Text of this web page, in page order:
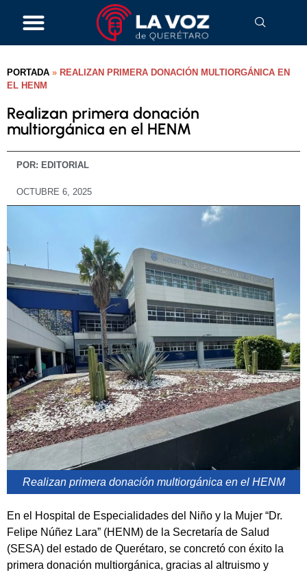
PORTADA » REALIZAN PRIMERA DONACIÓN MULTIORGÁNICA EN
EL HENM
Realizan primera donación
multiorgánica en el HENM
POR: EDITORIAL
OCTUBRE 6, 2025
Realizan primera donación multiorgánica en el HENM
En el Hospital de Especialidades del Niño y la Mujer “Dr.
Felipe Núñez Lara” (HENM) de la Secretaría de Salud
(SESA) del estado de Querétaro, se concretó con éxito la
primera donación multiorgánica, gracias al altruismo y